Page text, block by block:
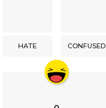
HATE CONFUSED